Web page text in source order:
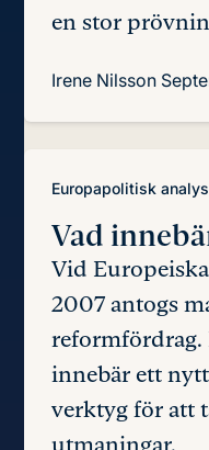
en stor
Irene Nilsson
Europapolitisk analys
Vad
Vid
2007 antogs
reformfördrag.
innebär ett
verktyg för att
utmaningar.